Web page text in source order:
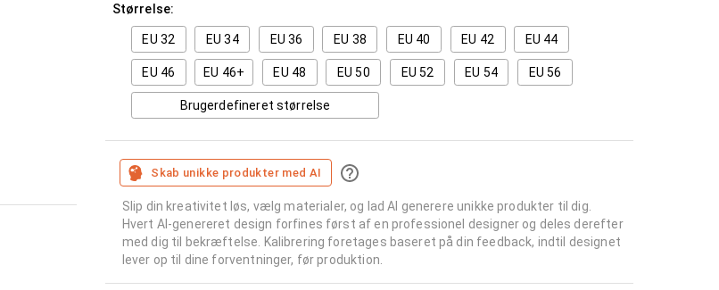
Størrelse:
EU 32 EU 34 EU 36 EU 38 EU 40 EU 42 EU 44
EU 46 EU 46+ EU 48 EU 50 EU 52 EU 54 EU 56
Brugerdefineret størrelse
Skab unikke produkter med AI
Slip din kreativitet løs, vælg materialer, og lad AI generere unikke produkter til dig.
Hvert AI-genereret design forfines først af en professionel designer og deles derefter
med dig til bekræftelse. Kalibrering foretages baseret på din feedback, indtil designet
lever op til dine forventninger, før produktion.